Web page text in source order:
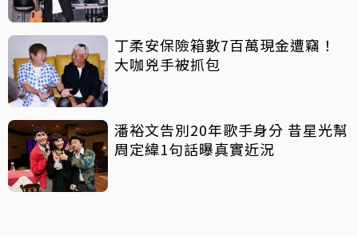
丁柔安保險箱數7百萬現金遭竊！
大咖兇手被抓包
潘裕文告別20年歌手身分 昔星光幫
周定緯1句話曝真實近況